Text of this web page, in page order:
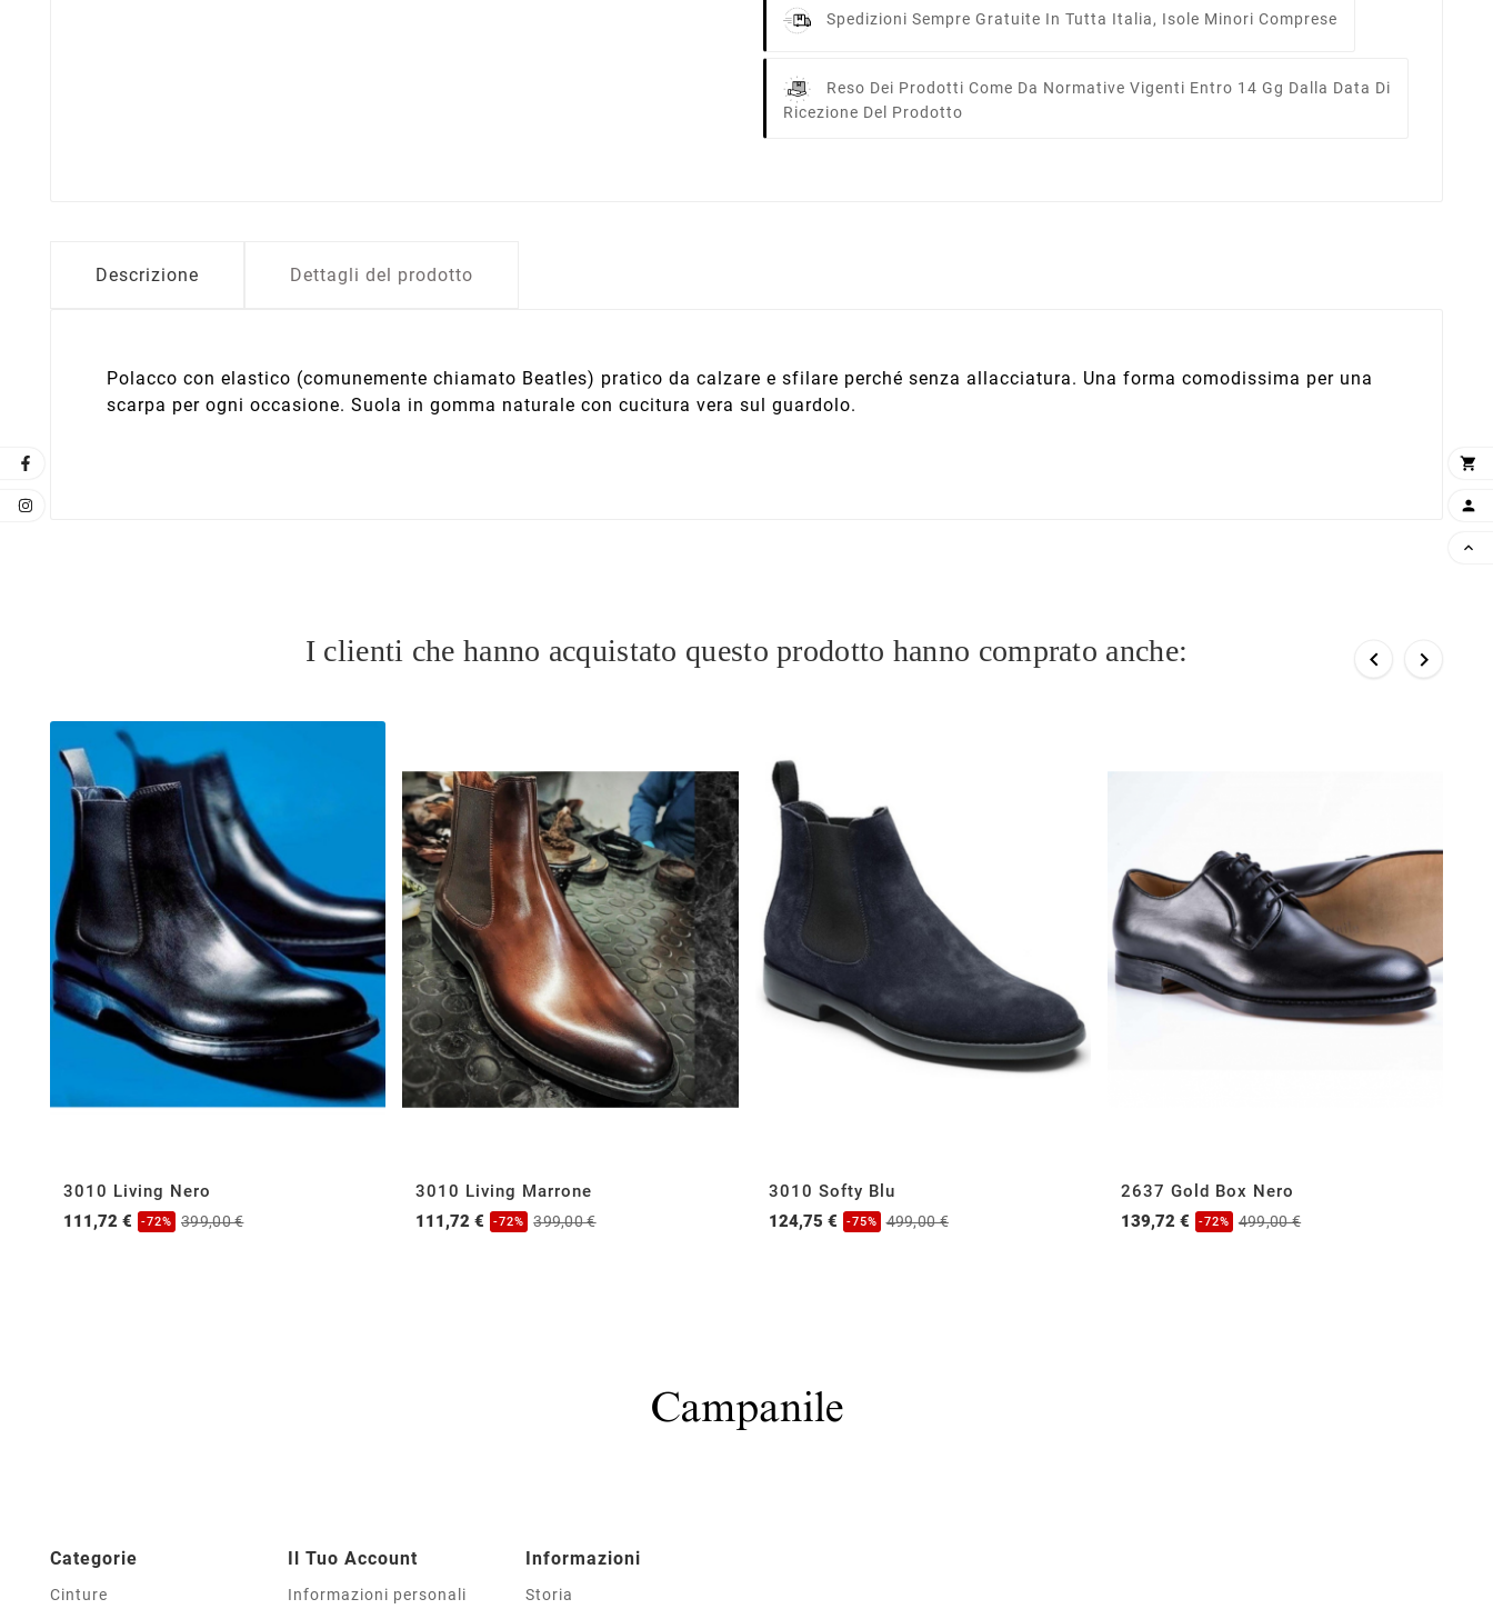
Spedizioni Sempre Gratuite In Tutta Italia, Isole Minori Comprese
Reso Dei Prodotti Come Da Normative Vigenti Entro 14 Gg Dalla Data Di
Ricezione Del Prodotto
Descrizione Dettagli del prodotto
Polacco con elastico (comunemente chiamato Beatles) pratico da calzare e sfilare perché senza allacciatura. Una forma comodissima per una
scarpa per ogni occasione. Suola in gomma naturale con cucitura vera sul guardolo.
I clienti che hanno acquistato questo prodotto hanno comprato anche:  
3010 Living Nero
111,72 €
-72% 399,00 €
3010 Living Marrone
111,72 €
-72% 399,00 €
3010 Softy Blu
124,75 €
-75% 499,00 €
2637 Gold Box Nero
139,72 €
-72% 499,00 €
Categorie
Cinture
Il Tuo Account
Informazioni personali
Informazioni
Storia


